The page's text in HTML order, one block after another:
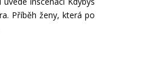
Příběh ženy, která po